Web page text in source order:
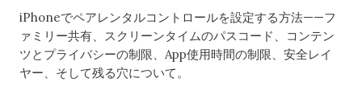
iPhoneでペアレンタルコントロールを設定する方法——フ
ァミリー共有、スクリーンタイムのパスコード、コンテン
ツとプライバシーの制限、App使用時間の制限、安全レイ
ヤー、そして残る穴について。